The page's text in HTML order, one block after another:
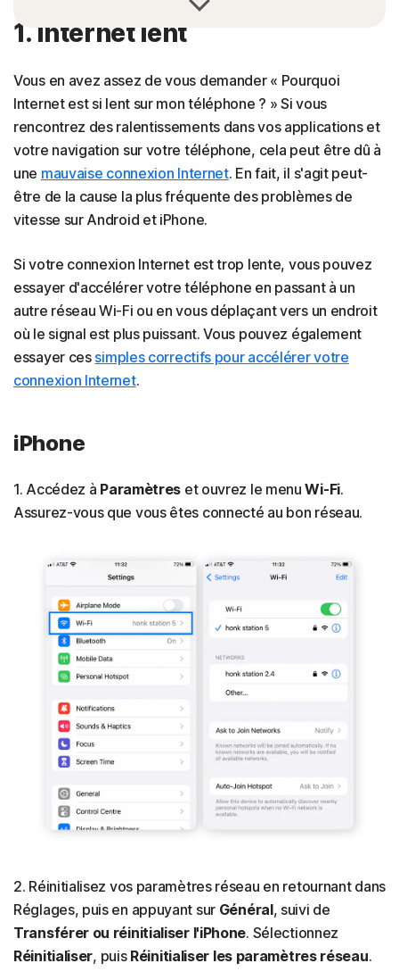
1. Internet lent
Vous en avez assez de vous demander « Pourquoi
Internet est si lent sur mon téléphone ? » Si vous
rencontrez des ralentissements dans vos applications et
votre navigation sur votre téléphone, cela peut être dû à
une mauvaise connexion Internet. En fait, il s'agit peut-
être de la cause la plus fréquente des problèmes de
vitesse sur Android et iPhone.
Si votre connexion Internet est trop lente, vous pouvez
essayer d'accélérer votre téléphone en passant à un
autre réseau Wi-Fi ou en vous déplaçant vers un endroit
où le signal est plus puissant. Vous pouvez également
essayer ces simples correctifs pour accélérer votre
connexion Internet.
iPhone
1. Accédez à Paramètres et ouvrez le menuWi-Fi.
Assurez-vous que vous êtes connecté au bon réseau.
2. Réinitialisez vos paramètres réseau en retournant dans
Réglages, puis en appuyant sur Général, suivi de
Transférer ou réinitialiser l'iPhone. Sélectionnez
Réinitialiser, puis Réinitialiser les paramètres réseau.